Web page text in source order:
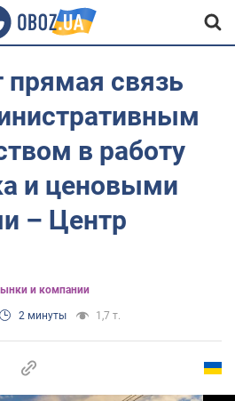
прямая связь
в работу
и ценовыми
– Центр
и компании
2 минуты 1,7 т.